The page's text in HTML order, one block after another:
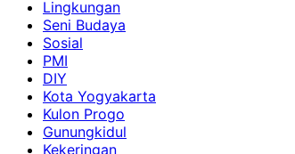
Lingkungan
Seni Budaya
Sosial
PMI
DIY
Kota Yogyakarta
Kulon Progo
Gunungkidul
Kekeringan